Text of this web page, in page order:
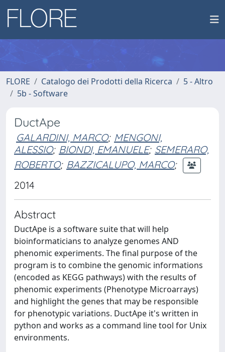
FLORE Catalogo dei Prodotti della Ricerca
5 - Altro
5b - Software
DuctApe
GALARDINI, MARCO; MENGONI,
ALESSIO; BIONDI, EMANUELE; SEMERARO,
ROBERTO; BAZZICALUPO, MARCO;
2014
Abstract
DuctApe is a software suite that will help
bioinformaticians to analyze genomes AND
phenomic experiments. The final purpose of the
program is to combine the genomic informations
(encoded as KEGG pathways) with the results of
phenomic experiments (Phenotype Microarrays)
and highlight the genes that may be responsible
for phenotypic variations. DuctApe it's written in
python and works as a command line tool for Unix
environments.